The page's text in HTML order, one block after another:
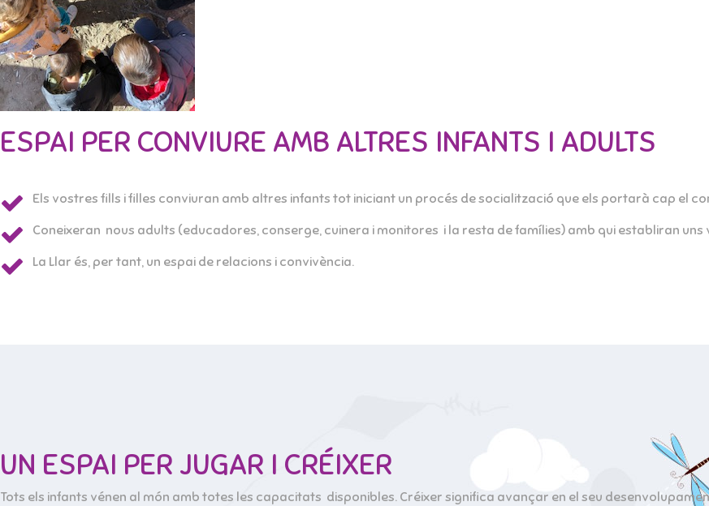
ESPAI PER CONVIURE AMB ALTRES INFANTS I ADULTS
Els vostres fills i filles conviuran amb altres infants tot iniciant un procés de socialització que els portarà cap el
Coneixeran nous adults (educadores, conserge, cuinera i monitores i la resta de famílies) amb qui establiran
La Llar és, per tant, un espai de relacions i convivència.
UN ESPAI PER JUGAR I CRÉIXER
Tots els infants vénen al món amb totes les capacitats disponibles. Créixer significa avançar en el seu